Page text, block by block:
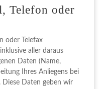
Telefon oder
oder Telefax
aller daraus
Daten (Name,
Ihres Anliegens bei
Diese Daten geben wir